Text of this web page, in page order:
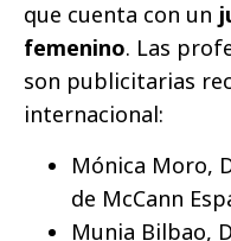
que cuenta con un
femenino. Las
son publicitarias
internacional:
Mónica Moro,
de McCann
Munia Bilbao,